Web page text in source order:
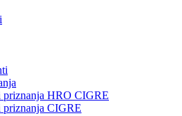
priznanja HRO CIGRE
priznanja CIGRE